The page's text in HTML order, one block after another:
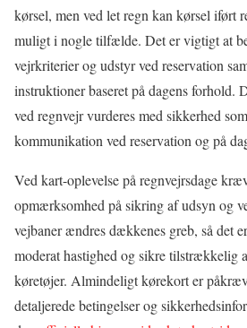
kørsel, men ved let regn kan kørsel iført
muligt i nogle tilfælde. Det er vigtigt at
vejrkriterier og udstyr ved reservation
instruktioner baseret på dagens forhold.
ved regnvejr vurderes med sikkerhed
kommunikation ved reservation og på
Ved kart-oplevelse på regnvejrsdage
opmærksomhed på sikring af udsyn og
vejbaner ændres dækkenes greb, så det
moderat hastighed og sikre tilstrækkelig
køretøjer. Almindeligt kørekort er
detaljerede betingelser og